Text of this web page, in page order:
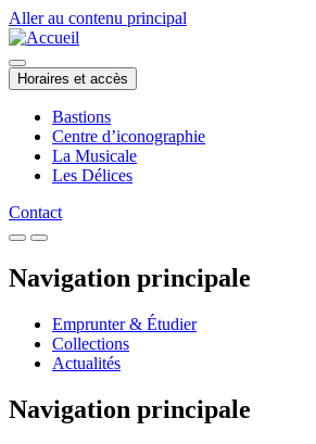
Aller au contenu principal
Horaires et accès
Bastions
Centre d’iconographie
La Musicale
Les Délices
Contact
Navigation principale
Emprunter & Étudier
Collections
Actualités
Navigation principale